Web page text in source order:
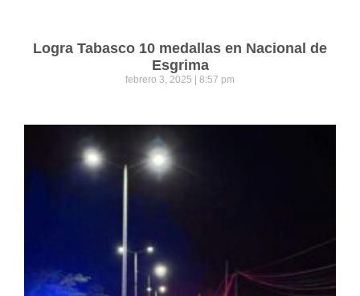
Logra Tabasco 10 medallas en Nacional de
Esgrima
febrero 3, 2025 8:57 pm